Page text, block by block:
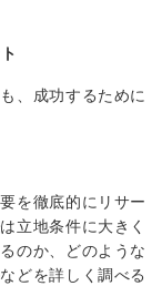
、成功するために
を徹底的にリサー
は立地条件に大きく
のか、どのような
どを詳しく調べる